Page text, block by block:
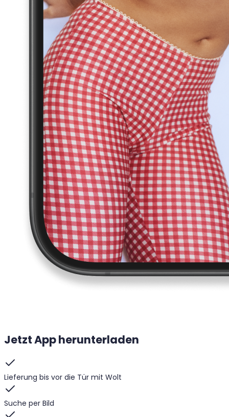
Jetzt App herunterladen
Lieferung bis vor die Tür mit Wolt
Suche per Bild